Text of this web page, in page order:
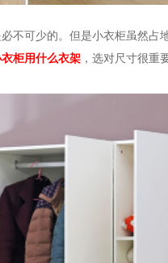
不可少的。但是小衣柜虽然占
柜用什么衣架 ，选对尺寸很重